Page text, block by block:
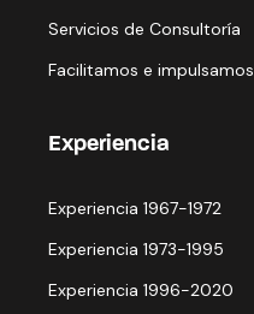
Servicios de Consultoría
Facilitamos e impulsamos
Experiencia
Experiencia 1967-1972
Experiencia 1973-1995
Experiencia 1996-2020